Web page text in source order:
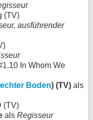
(TV)
ausführender
In Whom We
Boden) (TV) als
(TV)
als Regisseur